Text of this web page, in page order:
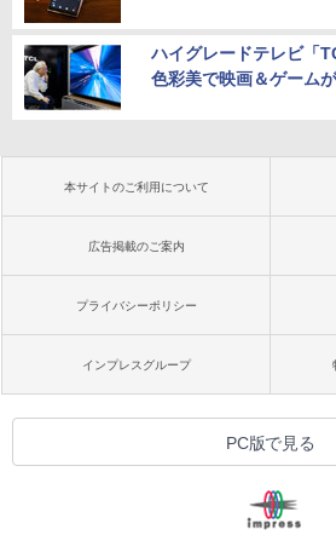
ハイグレードテレビ「
色彩美で映画＆ゲーム
本サイトのご利用について
広告掲載のご案内
プライバシーポリシー
インプレスグループ
PC版で見る